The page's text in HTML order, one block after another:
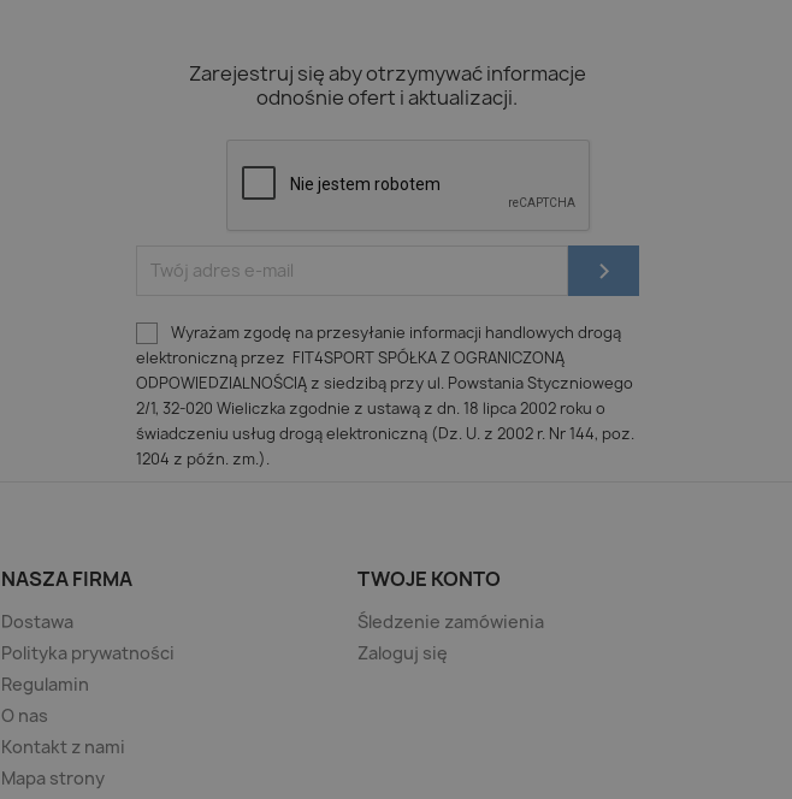
Zarejestruj się aby otrzymywać informacje
odnośnie ofert i aktualizacji.
Wyrażam zgodę na przesyłanie informacji handlowych drogą
elektroniczną przez FIT4SPORT SPÓŁKA Z OGRANICZONĄ
ODPOWIEDZIALNOŚCIĄ z siedzibą przy ul. Powstania Styczniowego
2/1, 32-020 Wieliczka zgodnie z ustawą z dn. 18 lipca 2002 roku o
świadczeniu usług drogą elektroniczną (Dz. U. z 2002 r. Nr 144, poz.
1204 z późn. zm.).
NASZA FIRMA
Dostawa
Polityka prywatności
Regulamin
O nas
Kontakt z nami
Mapa strony
TWOJE KONTO
Śledzenie zamówienia
Zaloguj się